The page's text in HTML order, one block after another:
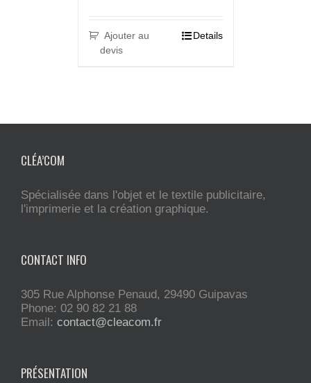
Ajouter au
devis
Details
CLÉA’COM
Spécialisée dans l'objet et le textile publicitaire,
l'imprimerie et la création graphique.
CONTACT INFO
305 Rue Alphonse Penaud, 29490 Guipavas
Phone: 02 90 82 21 88
Email: contact@cleacom.fr
PRÉSENTATION